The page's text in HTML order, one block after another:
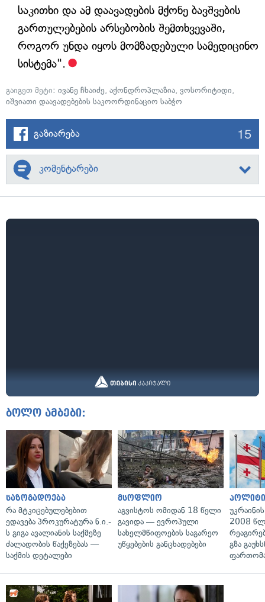
საკითხი და ამ დაავადების მქონე ბავშვების
გართულებების არსებობის შემთხვევაში,
როგორ უნდა იყოს მომზადებული სამედიცინო
სისტემა".
გაიგეთ მეტი: ივანე ჩხაიძე, აქონდროპლაზია, ვოსორიტიდი,
იშვიათი დაავადებების საკოორდინაციო საბჭო
გაზიარება 15
კომენტარები
ბოლო ამბები:
საზოგადოება
რა მტკიცებულებებით
ედავება პროკურატურა ნ.ი.-
ს გიგა ავალიანის საქმეზე
ძალადობის წაქეზებას —
საქმის დეტალები
მსოფლიო
აგვისტოს ომიდან 18 წელი
გავიდა — ევროპული
სახელმწიფოების საგარეო
უწყებების განცხადებები
2008
გზა